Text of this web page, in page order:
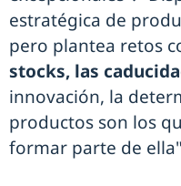
estratégica de
pero plantea retos
stocks, las
innovación, la
productos son los
formar parte de